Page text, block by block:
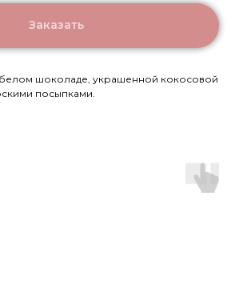
Заказать
белом шоколаде, украшенной кокосовой
посыпками.